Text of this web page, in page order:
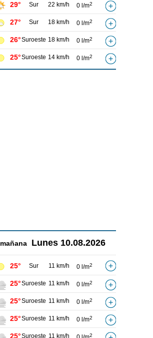
29° Sur 22 km/h 0 l/m2
27° Sur 18 km/h 0 l/m2
26°Suroeste 18 km/h 0 l/m2
25°Suroeste 14 km/h 0 l/m2
mañana Lunes 10.08.2026
25° Sur 11 km/h 0 l/m2
25°Suroeste 11 km/h 0 l/m2
25°Suroeste 11 km/h 0 l/m2
25°Suroeste 11 km/h 0 l/m2
25°Suroeste 11 km/h 2